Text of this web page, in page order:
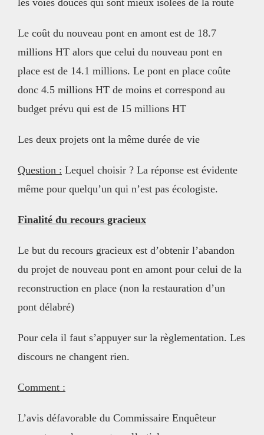
les voies douces qui sont mieux isolées de la route
Le coût du nouveau pont en amont est de 18.7
millions HT alors que celui du nouveau pont en
place est de 14.1 millions. Le pont en place coûte
donc 4.5 millions HT de moins et correspond au
budget prévu qui est de 15 millions HT
Les deux projets ont la même durée de vie
Question : Lequel choisir ? La réponse est évidente
même pour quelqu’un qui n’est pas écologiste.
Finalité du recours gracieux
Le but du recours gracieux est d’obtenir l’abandon
du projet de nouveau pont en amont pour celui de la
reconstruction en place (non la restauration d’un
pont délabré)
Pour cela il faut s’appuyer sur la règlementation. Les
discours ne changent rien.
Comment :
L’avis défavorable du Commissaire Enquêteur